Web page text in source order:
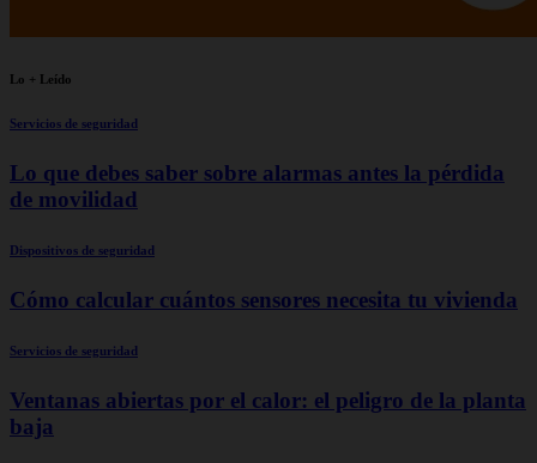
Lo + Leído
Servicios de seguridad
Lo que debes saber sobre alarmas antes la pérdida
de movilidad
Dispositivos de seguridad
Cómo calcular cuántos sensores necesita tu vivienda
Servicios de seguridad
Ventanas abiertas por el calor: el peligro de la planta
baja